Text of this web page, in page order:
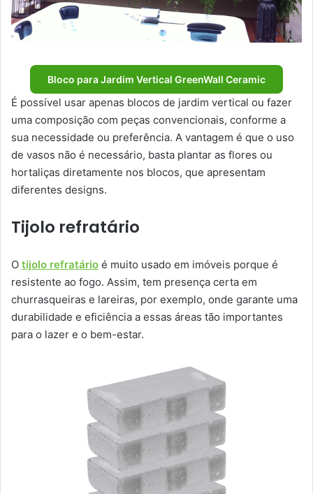
Bloco para Jardim Vertical GreenWall Ceramic
É possível usar apenas blocos de jardim vertical ou fazer
uma composição com peças convencionais, conforme a
sua necessidade ou preferência. A vantagem é que o uso
de vasos não é necessário, basta plantar as flores ou
hortaliças diretamente nos blocos, que apresentam
diferentes designs.
Tijolo refratário
O tijolo refratário é muito usado em imóveis porque é
resistente ao fogo. Assim, tem presença certa em
churrasqueiras e lareiras, por exemplo, onde garante uma
durabilidade e eficiência a essas áreas tão importantes
para o lazer e o bem-estar.